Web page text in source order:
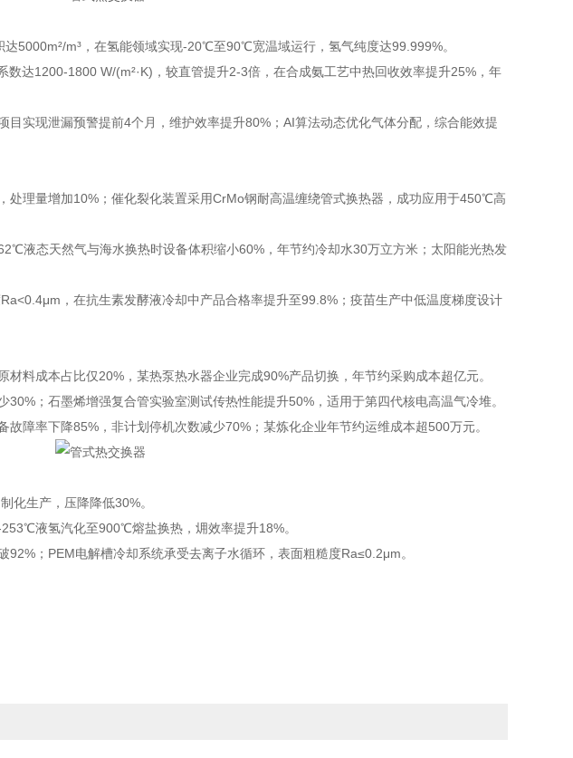
5000m²/m³，在氢能领域实现-20℃至90℃宽温域运行，氢气纯度达99.999%。
达1200-1800 W/(m²·K)，较直管提升2-3倍，在合成氨工艺中热回收效率提升25%，年
目实现泄漏预警提前4个月，维护效率提升80%；AI算法动态优化气体分配，综合能效提
处理量增加10%；催化裂化装置采用CrMo钢耐高温缠绕管式换热器，成功应用于450℃高
液态天然气与海水换热时设备体积缩小60%，年节约冷却水30万立方米；太阳能光热发
，在抗生素发酵液冷却中产品合格率提升至99.8%；疫苗生产中低温度梯度设计
料成本占比仅20%，某热泵热水器企业完成90%产品切换，年节约采购成本超亿元。
；石墨烯增强复合管实验室测试传热性能提升50%，适用于第四代核电高温气冷堆。
障率下降85%，非计划停机次数减少70%；某炼化企业年节约运维成本超500万元。
化生产，压降降低30%。
液氢汽化至900℃熔盐换热，㶲效率提升18%。
；PEM电解槽冷却系统承受去离子水循环，表面粗糙度Ra≤0.2μm。